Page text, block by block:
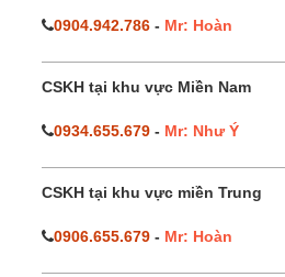
0904.942.786 - Mr: Hoàn
CSKH tại khu vực Miền Nam
0934.655.679 - Mr: Như Ý
CSKH tại khu vực miền Trung
0906.655.679 - Mr: Hoàn